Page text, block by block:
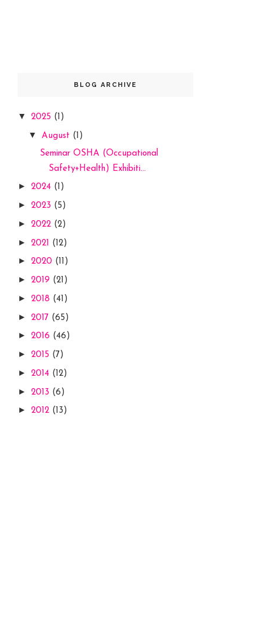
BLOG ARCHIVE
▼ 2025 (1)
▼ August (1)
Seminar OSHA (Occupational
Safety+Health) Exhibiti...
► 2024 (1)
► 2023 (5)
► 2022 (2)
► 2021 (12)
► 2020 (11)
► 2019 (21)
► 2018 (41)
► 2017 (65)
► 2016 (46)
► 2015 (7)
► 2014 (12)
► 2013 (6)
► 2012 (13)